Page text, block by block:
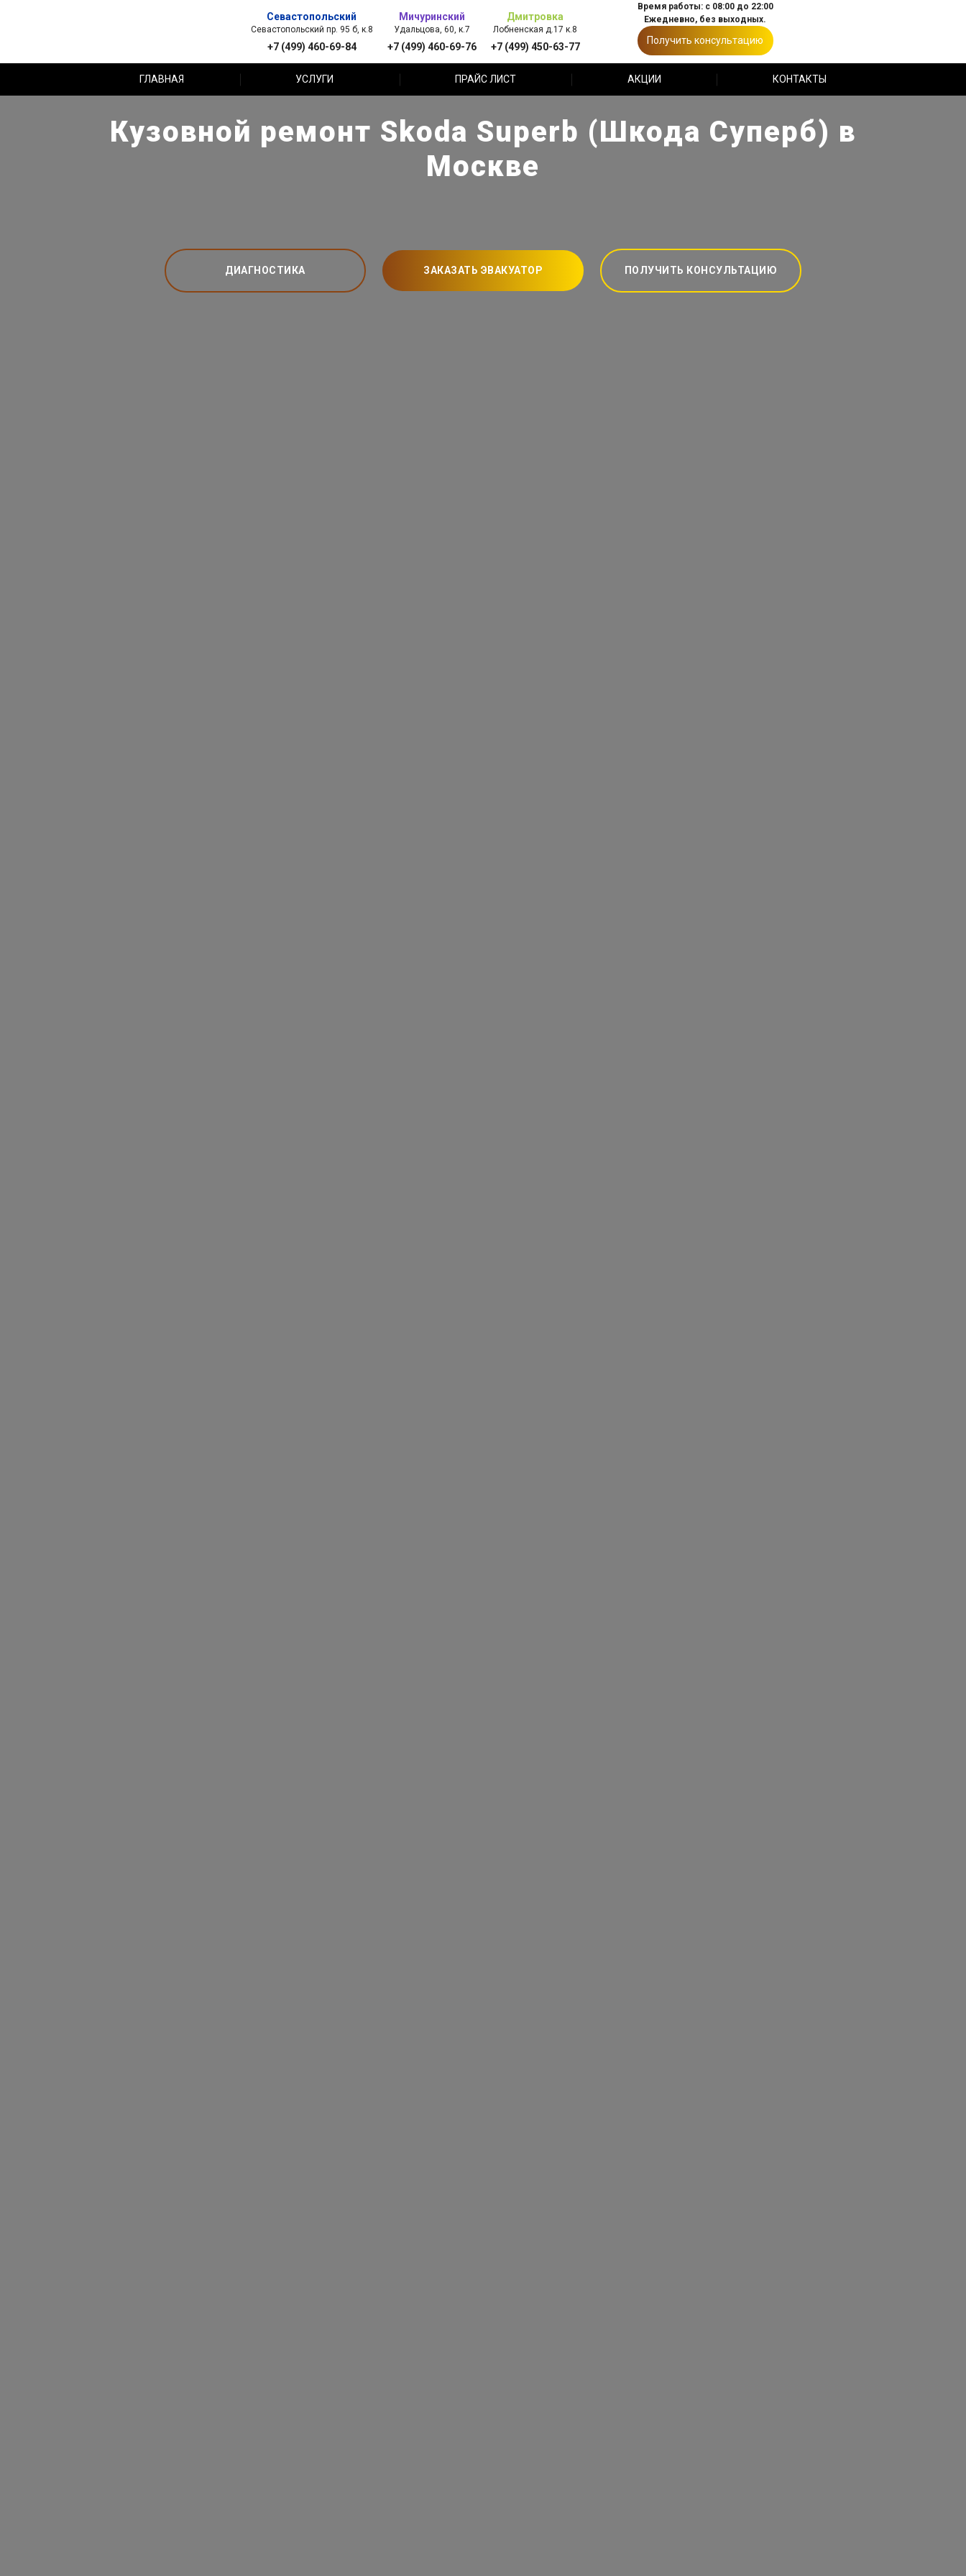
Севастопольский
Севастопольский пр. 95 б, к.8
+7 (499) 460-69-84
Мичуринский
Удальцова, 60, к.7
+7 (499) 460-69-76
Дмитровка
Лобненская д.17 к.8
+7 (499) 450-63-77
Время работы: с 08:00 до 22:00
Ежедневно, без выходных.
Получить консультацию
ГЛАВНАЯ УСЛУГИ ПРАЙС ЛИСТ АКЦИИ КОНТАКТЫ
Кузовной ремонт Skoda Superb (Шкода Суперб) в
Москве
ДИАГНОСТИКА ЗАКАЗАТЬ ЭВАКУАТОР ПОЛУЧИТЬ КОНСУЛЬТАЦИЮ